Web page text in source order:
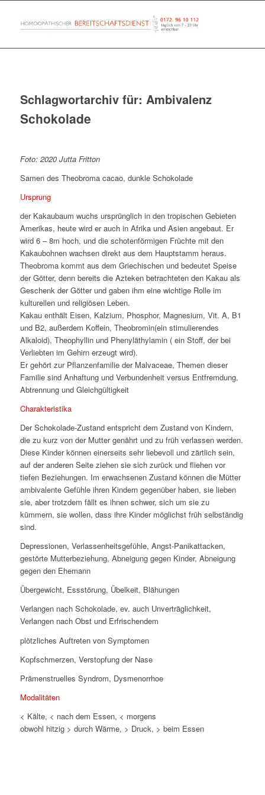
Schlagwortarchiv für: Ambivalenz
Schokolade
Foto: 2020 Jutta Fritton
Samen des Theobroma cacao, dunkle Schokolade
Ursprung
der Kakaubaum wuchs ursprünglich in den tropischen Gebieten
Amerikas, heute wird er auch in Afrika und Asien angebaut. Er
wird 6 – 8m hoch, und die schotenförmigen Früchte mit den
Kakaubohnen wachsen direkt aus dem Hauptstamm heraus.
Theobroma kommt aus dem Griechischen und bedeutet Speise
der Götter, denn bereits die Azteken betrachteten den Kakau als
Geschenk der Götter und gaben ihm eine wichtige Rolle im
kulturellen und religiösen Leben.
Kakau enthält Eisen, Kalzium, Phosphor, Magnesium, Vit. A, B1
und B2, außerdem Koffein, Theobromin(ein stimulierendes
Alkaloid), Theophyllin und Phenyläthylamin ( ein Stoff, der bei
Verliebten im Gehirn erzeugt wird).
Er gehört zur Pflanzenfamilie der Malvaceae, Themen dieser
Familie sind Anhaftung und Verbundenheit versus Entfremdung,
Abtrennung und Gleichgültigkeit
Charakteristika
Der Schokolade-Zustand entspricht dem Zustand von Kindern,
die zu kurz von der Mutter genährt und zu früh verlassen werden.
Diese Kinder können einerseits sehr liebevoll und zärtlich sein,
auf der anderen Seite ziehen sie sich zurück und fliehen vor
tiefen Beziehungen. Im erwachsenen Zustand können die Mütter
ambivalente Gefühle ihren Kindern gegenüber haben, sie lieben
sie, aber trotzdem fällt es ihnen schwer, sich um sie zu
kümmern, sie wollen, dass ihre Kinder möglichst früh selbständig
sind.
Depressionen, Verlassenheitsgefühle, Angst-Panikattacken,
gestörte Mutterbeziehung, Abneigung gegen Kinder, Abneigung
gegen den Ehemann
Übergewicht, Essstörung, Übelkeit, Blähungen
Verlangen nach Schokolade, ev. auch Unverträglichkeit,
Verlangen nach Obst und Erfrischendem
plötzliches Auftreten von Symptomen
Kopfschmerzen, Verstopfung der Nase
Prämenstruelles Syndrom, Dysmenorrhoe
Modalitäten
< Kälte, < nach dem Essen, < morgens
obwohl hitzig > durch Wärme, > Druck, > beim Essen